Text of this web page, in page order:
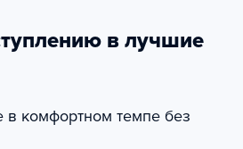
в лучшие
в комфортном темпе без